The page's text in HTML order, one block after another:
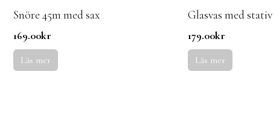
Snöre 45m med sax
169.00kr
Läs mer
Glasvas med stativ
179.00kr
Läs mer